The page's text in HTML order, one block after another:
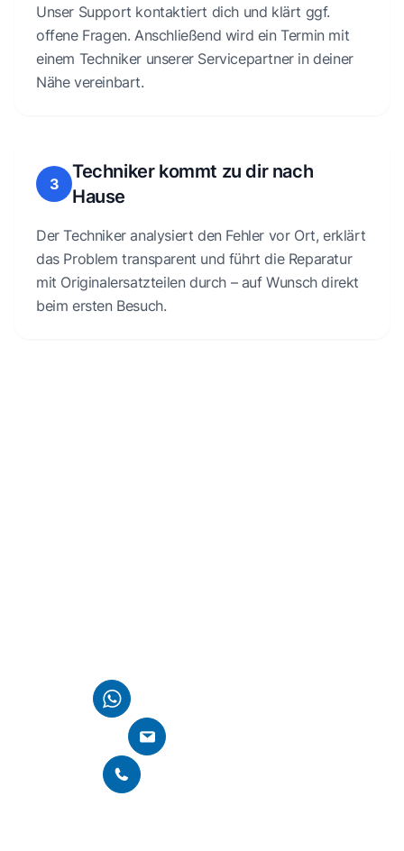
Unser Support kontaktiert dich und klärt ggf.
offene Fragen. Anschließend wird ein Termin mit
einem Techniker unserer Servicepartner in deiner
Nähe vereinbart.
3
Techniker kommt zu dir nach
Hause
Der Techniker analysiert den Fehler vor Ort, erklärt
das Problem transparent und führt die Reparatur
mit Originalersatzteilen durch – auf Wunsch direkt
beim ersten Besuch.
Per WhatsApp kontaktieren